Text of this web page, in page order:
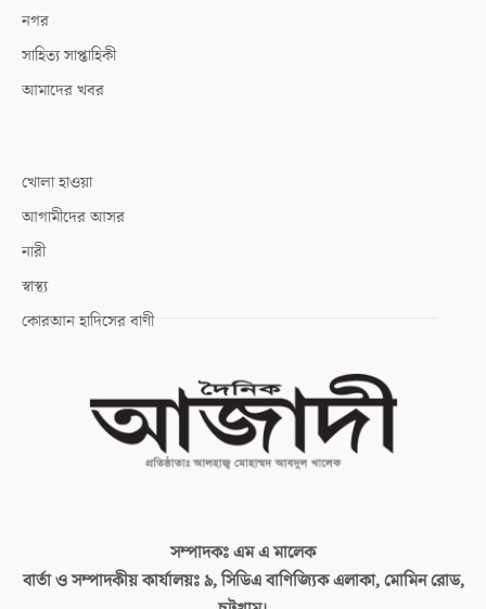
নগর
সাহিত্য সাপ্তাহিকী
আমাদের খবর
খোলা হাওয়া
আগামীদের আসর
নারী
স্বাস্থ্য
কোরআন হাদিসের বাণী
সম্পাদকঃএম এ মালেক
বার্তা ও সম্পাদকীয় কার্যালয়ঃ৯, সিডিএ বাণিজ্যিক এলাকা, মোমিন রোড,